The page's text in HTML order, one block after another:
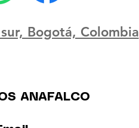
Bogotá, Colombia
ANAFALCO